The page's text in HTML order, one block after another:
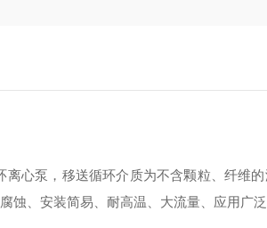
泵，移送循环介质为不含颗粒、纤维的
蚀、安装简易、耐高温、大流量、应用广泛